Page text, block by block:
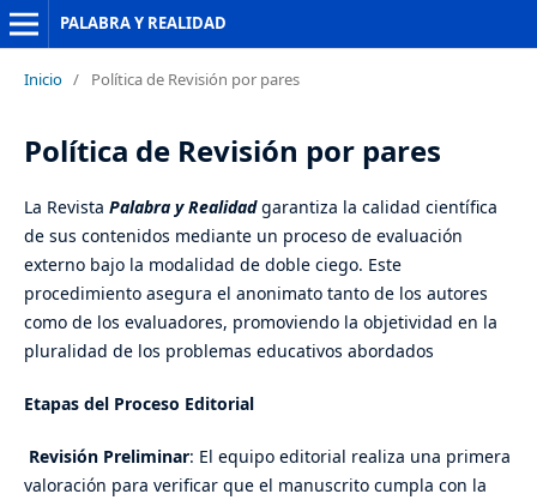
PALABRA Y REALIDAD
Inicio / Política de Revisión por pares
Política de Revisión por pares
La Revista Palabra y Realidadgarantiza la calidad científica
de sus contenidos mediante un proceso de evaluación
externo bajo la modalidad de doble ciego. Este
procedimiento asegura el anonimato tanto de los autores
como de los evaluadores, promoviendo la objetividad en la
pluralidad de los problemas educativos abordados
Etapas del Proceso Editorial
Revisión Preliminar: El equipo editorial realiza una primera
valoración para verificar que el manuscrito cumpla con la